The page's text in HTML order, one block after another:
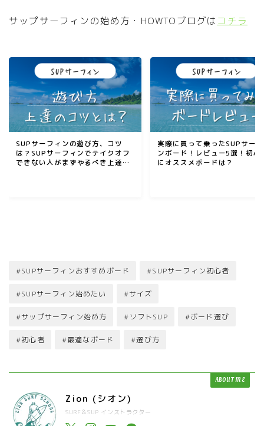
サップサーフィンの始め方・HOWTOブログは コチラ
SUPサーフィンの遊び方、コツ
は？SUPサーフィンでテイクオフ
できない人がまずやるべき上達方
実際に買って乗ったSUPサー
ンボード！レビュー5選！初心
にオススメボードは？
#SUPサーフィンおすすめボード #SUPサーフィン初心者
#SUPサーフィン始めたい #サイズ
#サップサーフィン始め方 #ソフトSUP #ボード選び
#初心者 #最適なボード #選び方
ABOUT ME
Zion (シオン)
SURF＆SUP インストラクター